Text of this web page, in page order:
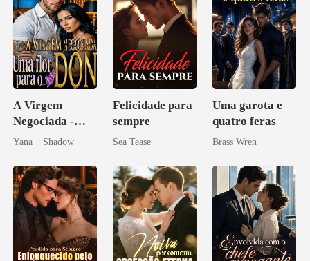
A Virgem
Negociada -
Uma flor para o
Yana _ Shadow
Felicidade para
sempre
Sea Tease
Uma garota e
quatro feras
Brass Wren